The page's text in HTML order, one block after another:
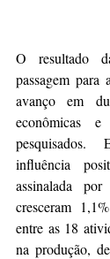
O resultado
passagem
avanço em
econômicas
influência
assinalada
cresceram
entre as 18
na produção,